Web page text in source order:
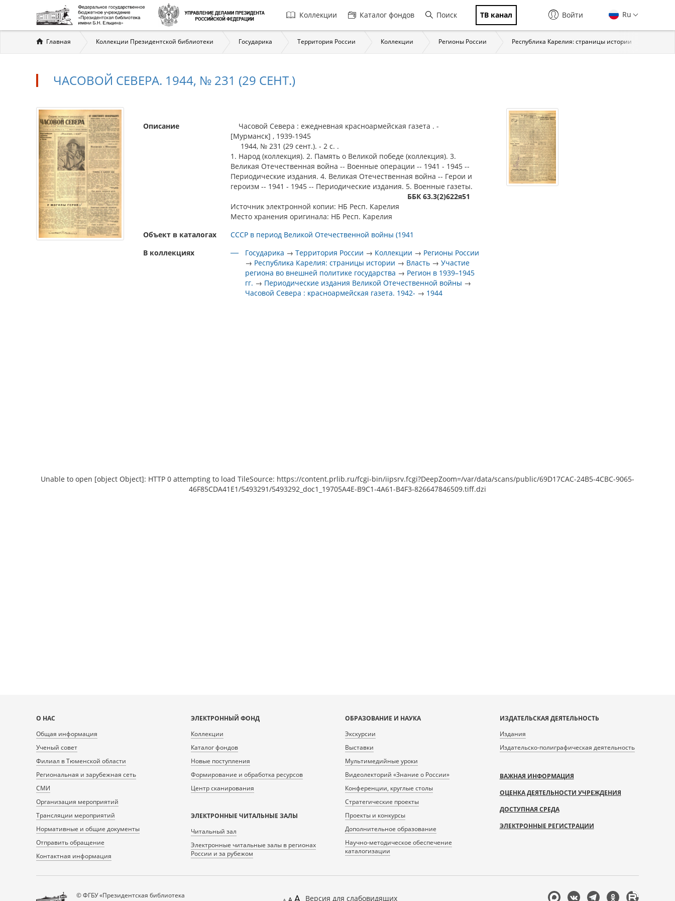
Главная
навигация
Коллекции Каталог фондов Поиск ТВ канал Ru
Войти
Вы
здесь
Главная Коллекции Президентской библиотеки Государика Территория России Коллекции Регионы России Республика Карелия: страницы истории
ЧАСОВОЙ СЕВЕРА. 1944, № 231 (29 СЕНТ.)
Описание
Часовой Севера : ежедневная красноармейская газета . -
[Мурманск] , 1939-1945
1944, № 231 (29 сент.). - 2 c. .
1. Народ (коллекция). 2. Память о Великой победе (коллекция). 3.
Великая Отечественная война -- Военные операции -- 1941 - 1945 --
Периодические издания. 4. Великая Отечественная война -- Герои и
героизм -- 1941 - 1945 -- Периодические издания. 5. Военные газеты.
ББК 63.3(2)622я51
Источник электронной копии: НБ Респ. Карелия
Место хранения оригинала: НБ Респ. Карелия
Объект в каталогах
СССР в период Великой Отечественной войны (1941
В коллекциях
Государика →Территория России → Коллекции → Регионы России
→ Республика Карелия: страницы истории → Власть →Участие
региона во внешней политике государства → Регион в 1939–1945
гг. → Периодические издания Великой Отечественной войны →
Часовой Севера : красноармейская газета. 1942- → 1944
Unable to open [object Object]: HTTP 0 attempting to load TileSource: https://content.prlib.ru/fcgi-bin/iipsrv.fcgi?DeepZoom=/var/data/scans/public/69D17CAC-24B5-4CBC-9065-
46F85CDA41E1/5493291/5493292_doc1_19705A4E-B9C1-4A61-B4F3-826647846509.tiff.dzi
Карта
сайта
О НАС
Общая информация
Ученый совет
Филиал в Тюменской области
Региональная и зарубежная сеть
СМИ
Организация мероприятий
Трансляции мероприятий
Нормативные и общие документы
Отправить обращение
Контактная информация
ЭЛЕКТРОННЫЙ ФОНД
Коллекции
Каталог фондов
Новые поступления
Формирование и обработка ресурсов
Центр сканирования
ЭЛЕКТРОННЫЕ ЧИТАЛЬНЫЕ ЗАЛЫ
Читальный зал
Электронные читальные залы в регионах
России и за рубежом
ОБРАЗОВАНИЕ И НАУКА
Экскурсии
Выставки
Мультимедийные уроки
Видеолекторий «Знание о России»
Конференции, круглые столы
Стратегические проекты
Проекты и конкурсы
Дополнительное образование
Научно-методическое обеспечение
каталогизации
ИЗДАТЕЛЬСКАЯ ДЕЯТЕЛЬНОСТЬ
Издания
Издательско-полиграфическая деятельность
ВАЖНАЯ ИНФОРМАЦИЯ
ОЦЕНКА ДЕЯТЕЛЬНОСТИ УЧРЕЖДЕНИЯ
ДОСТУПНАЯ СРЕДА
ЭЛЕКТРОННЫЕ РЕГИСТРАЦИИ
© ФГБУ «Президентская библиотека
Версия для слабовидящих